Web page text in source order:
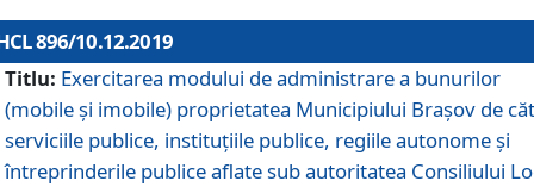
896/10.12.2019
Titlu: Exercitarea modului de administrare a bunurilor
(mobile și imobile) proprietatea Municipiului Brașov de
serviciile publice, instituțiile publice, regiile autonome și
întreprinderile publice aflate sub autoritatea Consiliului